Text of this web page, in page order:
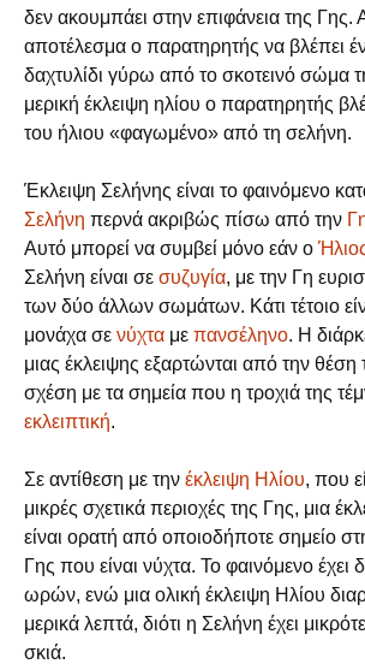
δεν ακουμπάει στην επιφάνεια της Γης.
αποτέλεσμα ο παρατηρητής να βλέπει
δαχτυλίδι γύρω από το σκοτεινό σώμα
μερική έκλειψη ηλίου ο παρατηρητής
του ήλιου «φαγωμένο» από τη σελήνη.
Έκλειψη Σελήνης είναι το φαινόμενο
Σελήνη περνά ακριβώς πίσω από την
Αυτό μπορεί να συμβεί μόνο εάν ο
Σελήνη είναι σε συζυγία, με την Γη
των δύο άλλων σωμάτων. Κάτι τέτοιο
μονάχα σε νύχτα με πανσέληνο. Η
μιας έκλειψης εξαρτώνται από την
σχέση με τα σημεία που η τροχιά της
εκλειπτική.
Σε αντίθεση με την έκλειψη Ηλίου, που
μικρές σχετικά περιοχές της Γης, μια
είναι ορατή από οποιοδήποτε σημείο
Γης που είναι νύχτα. Το φαινόμενο έχει
ωρών, ενώ μια ολική έκλειψη Ηλίου
μερικά λεπτά, διότι η Σελήνη έχει
σκιά.